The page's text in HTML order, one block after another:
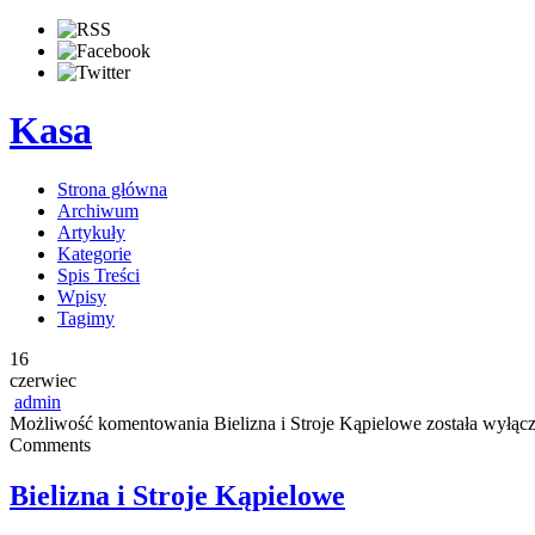
Kasa
Strona główna
Archiwum
Artykuły
Kategorie
Spis Treści
Wpisy
Tagimy
16
czerwiec
admin
Możliwość komentowania Bielizna i Stroje Kąpielowe została
Comments
Bielizna i Stroje Kąpielowe